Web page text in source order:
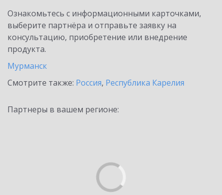
Ознакомьтесь с информационными карточками,
выберите партнёра и отправьте заявку на
консультацию, приобретение или внедрение
продукта.
Мурманск
Смотрите также: Россия, Республика Карелия
Партнеры в вашем регионе: